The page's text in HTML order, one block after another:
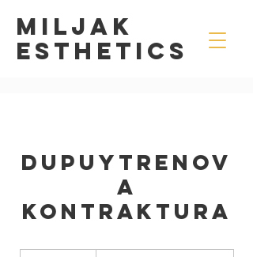
MILJAK
Esthetics
Dupuytrenov
a
Kontraktura